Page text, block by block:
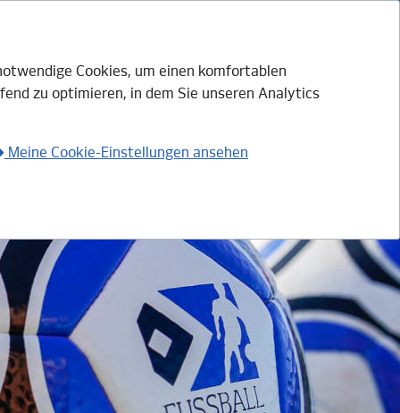
Cookies, um einen komfortablen
zu optimieren, in dem Sie unseren Analytics
Meine Cookie-Einstellungen ansehen